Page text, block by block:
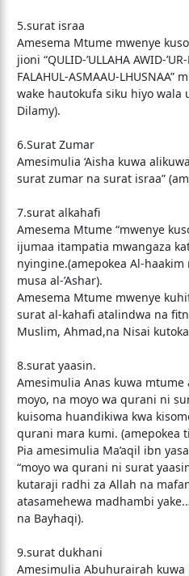
5.surat israa
Amesema Mtume mwenye
jioni “QULID-’ULLAHA AWID-
FALAHUL-ASMAAU-
wake hautokufa siku hiyo wala
Dilamy).
6.Surat Zumar
Amesimulia ‘Aisha kuwa
surat zumar na surat israa”
7.surat alkahafi
Amesema Mtume “mwenye
ijumaa itampatia mwangaza
nyingine.(amepokea Al-
musa al-’Ashar).
Amesema Mtume mwenye
surat al-kahafi atalindwa na
Muslim, Ahmad,na Nisai
8.surat yaasin.
Amesimulia Anas kuwa mtume
moyo, na moyo wa qurani ni
kuisoma huandikiwa kwa
qurani mara kumi. (amepokea
Pia amesimulia Ma’aqil ibn
“moyo wa qurani ni surat
kutaraji radhi za Allah na
atasamehewa madhambi
na Bayhaqi).
9.surat dukhani
Amesimulia Abuhurairah kuwa